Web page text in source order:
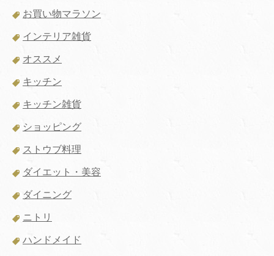
お買い物マラソン
インテリア雑貨
オススメ
キッチン
キッチン雑貨
ショッピング
ストウブ料理
ダイエット・美容
ダイニング
ニトリ
ハンドメイド